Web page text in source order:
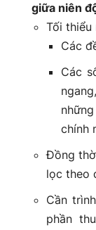
giữa niên
Tối
Các
Các
chính
Đồng
lọc theo
Cần
phần